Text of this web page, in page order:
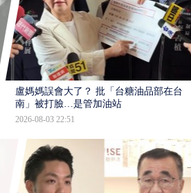
盧媽媽誤會大了？ 批「台糖油品部在台
南」被打臉…是管加油站
2026-08-03 22:51